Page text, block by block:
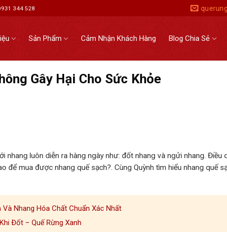
344 528
Sản Phẩm Cảm Nhận Khách Hàng Blog Chia Sẻ
Gây Hại Cho Sức Khỏe
luôn diễn ra hàng ngày như: đốt nhang và ngửi nhang. Điều
để mua được nhang quế sạch?. Cùng Quỳnh tìm hiểu nhang quế
Nhang Hóa Chất Chuẩn Xác Nhất
Đốt – Quế Rừng Xanh